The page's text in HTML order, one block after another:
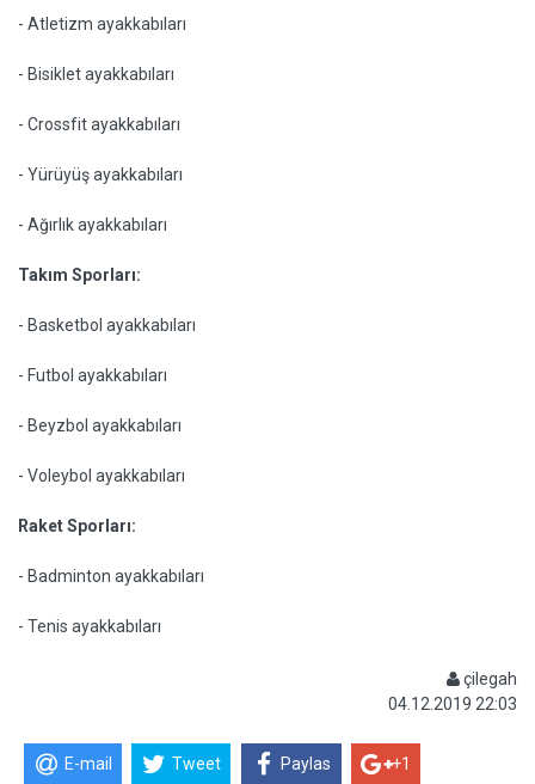
- Atletizm ayakkabıları
- Bisiklet ayakkabıları
- Crossfit ayakkabıları
- Yürüyüş ayakkabıları
- Ağırlık ayakkabıları
Takım Sporları:
- Basketbol ayakkabıları
- Futbol ayakkabıları
- Beyzbol ayakkabıları
- Voleybol ayakkabıları
Raket Sporları:
- Badminton ayakkabıları
- Tenis ayakkabıları
çilegah
04.12.2019 22:03
E-mail Tweet Paylas +1